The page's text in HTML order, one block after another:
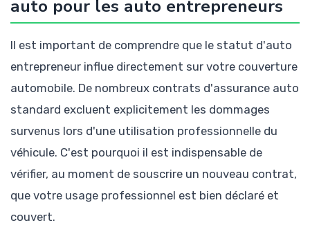
auto pour les auto entrepreneurs
Il est important de comprendre que le statut d'auto
entrepreneur influe directement sur votre couverture
automobile. De nombreux contrats d'assurance auto
standard excluent explicitement les dommages
survenus lors d'une utilisation professionnelle du
véhicule. C'est pourquoi il est indispensable de
vérifier, au moment de souscrire un nouveau contrat,
que votre usage professionnel est bien déclaré et
couvert.